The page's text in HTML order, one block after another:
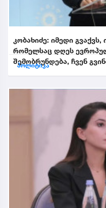
კობახიძე: იმედი გვაქვს,
რომელსაც დღეს
შემობრუნდება, ჩვენ
პოლიტიკა